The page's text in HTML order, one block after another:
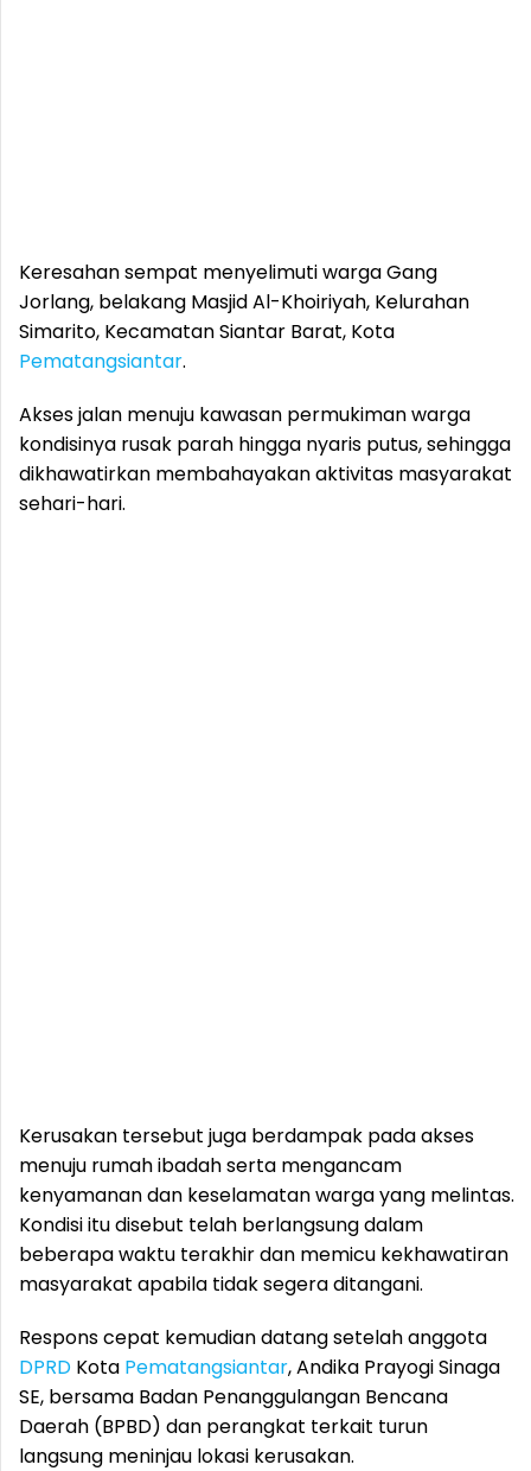
Keresahan sempat menyelimuti warga Gang
Jorlang, belakang Masjid Al-Khoiriyah, Kelurahan
Simarito, Kecamatan Siantar Barat, Kota
Pematangsiantar.
Akses jalan menuju kawasan permukiman warga
kondisinya rusak parah hingga nyaris putus, sehingga
dikhawatirkan membahayakan aktivitas masyarakat
sehari-hari.
Kerusakan tersebut juga berdampak pada akses
menuju rumah ibadah serta mengancam
kenyamanan dan keselamatan warga yang melintas.
Kondisi itu disebut telah berlangsung dalam
beberapa waktu terakhir dan memicu kekhawatiran
masyarakat apabila tidak segera ditangani.
Respons cepat kemudian datang setelah anggota
DPRD Kota Pematangsiantar, Andika Prayogi Sinaga
SE, bersama Badan Penanggulangan Bencana
Daerah (BPBD) dan perangkat terkait turun
langsung meninjau lokasi kerusakan.